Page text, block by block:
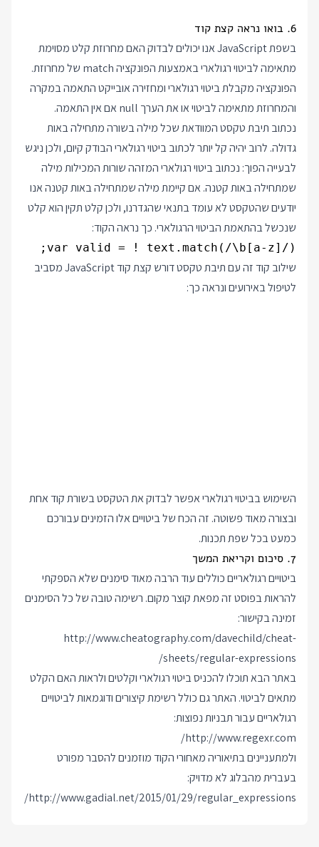
6. בואו נראה קצת קוד
בשפת JavaScript אנו יכולים לבדוק האם מחרוזת קלט מסוימת
מתאימה לביטוי רגולארי באמצעות הפונקציה match של מחרוזת.
הפונקציה מקבלת ביטוי רגולארי ומחזירה אובייקט התאמה במקרה
והמחרוזת מתאימה לביטוי או את הערך null אם אין התאמה.
נכתוב תיבת טקסט המוודאת שכל מילה בשורה מתחילה באות
גדולה. לרוב יהיה קל יותר לכתוב ביטוי רגולארי הבודק קיום, ולכן ניגש
לבעייה הפוך: נכתוב ביטוי רגולארי המזהה שורות המכילות מילה
שמתחילה באות קטנה. אם קיימת מילה שמתחילה באות קטנה אנו
יודעים שהטקסט לא עומד בתנאי שהגדרנו, ולכן קלט תקין הוא קלט
שנכשל בהתאמת הביטוי הרגולארי. כך נראה הקוד:
var valid = ! text.match(/\b[a-z]/);
שילוב קוד זה עם תיבת טקסט דורש קצת קוד JavaScript מסביב
לטיפול באירועים ונראה כך:
השימוש בביטוי רגולארי אפשר לבדוק את הטקסט בשורת קוד אחת
ובצורה מאוד פשוטה. זה הכח של ביטויים אלו הזמינים עבורכם
כמעט בכל שפת תכנות.
7. סיכום וקריאת המשך
ביטויים רגולאריים כוללים עוד הרבה מאוד סימנים שלא הספקתי
להראות בפוסט זה מפאת קוצר מקום. רשימה טובה של כל הסימנים
זמינה בקישור:
http://www.cheatography.com/davechild/cheat-
sheets/regular-expressions/
באתר הבא תוכלו להכניס ביטוי רגולארי וקלטים ולראות האם הקלט
מתאים לביטוי. האתר גם כולל רשימת קיצורים ודוגמאות לביטויים
רגולאריים עבור תבניות נפוצות:
http://www.regexr.com/
ולמתעניינים בתיאוריה מאחורי הקוד מוזמנים להסבר מפורט
בעברית מהבלוג לא מדויק:
http://www.gadial.net/2015/01/29/regular_expressions/